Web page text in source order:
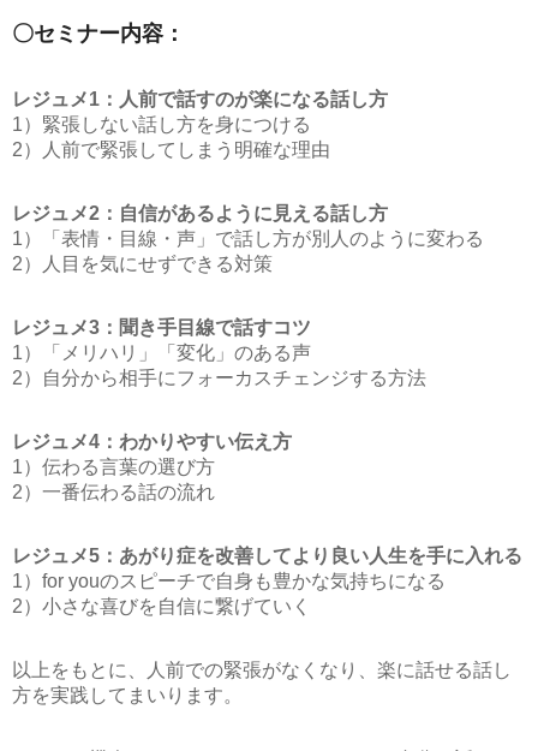
〇セミナー内容：
レジュメ1：人前で話すのが楽になる話し方
1）緊張しない話し方を身につける
2）人前で緊張してしまう明確な理由
レジュメ2：自信があるように見える話し方
1）「表情・目線・声」で話し方が別人のように変わる
2）人目を気にせずできる対策
レジュメ3：聞き手目線で話すコツ
1）「メリハリ」「変化」のある声
2）自分から相手にフォーカスチェンジする方法
レジュメ4：わかりやすい伝え方
1）伝わる言葉の選び方
2）一番伝わる話の流れ
レジュメ5：あがり症を改善してより良い人生を手に入れる
1）for youのスピーチで自身も豊かな気持ちになる
2）小さな喜びを自信に繋げていく
以上をもとに、人前での緊張がなくなり、楽に話せる話し
方を実践してまいります。